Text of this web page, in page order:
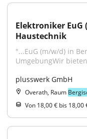
Elektroniker
Haustechnik
"...EuG (m/w/d) in
UmgebungWir
plusswerk GmbH
Overath, Raum
Von 18,00 € bis 18,00